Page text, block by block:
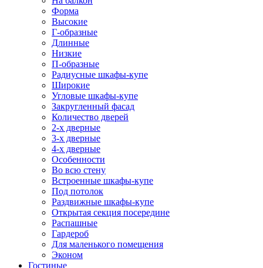
Форма
Высокие
Г-образные
Длинные
Низкие
П-образные
Радиусные шкафы-купе
Широкие
Угловые шкафы-купе
Закругленный фасад
Количество дверей
2-х дверные
3-х дверные
4-х дверные
Особенности
Во всю стену
Встроенные шкафы-купе
Под потолок
Раздвижные шкафы-купе
Открытая секция посередине
Распашные
Гардероб
Для маленького помещения
Эконом
Гостиные